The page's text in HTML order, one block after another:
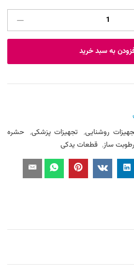
به سبد خرید
روشنایی, تجهیزات پزشکی, حشره
رطوبت ساز, قطعات یدکی